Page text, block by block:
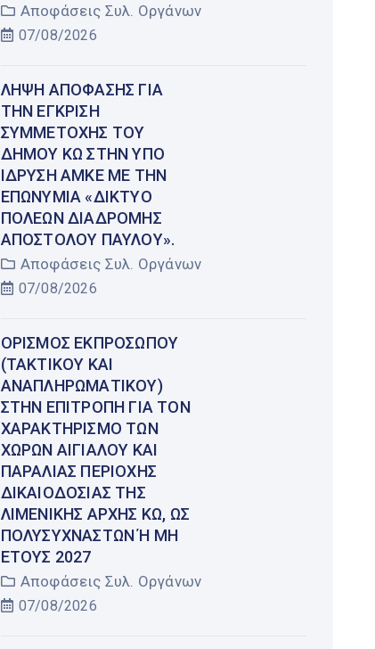
Αποφάσεις Συλ. Οργάνων
07/08/2026
ΛΉΨΗ ΑΠΌΦΑΣΗΣ ΓΙΑ
ΤΗΝ ΈΓΚΡΙΣΗ
ΣΥΜΜΕΤΟΧΉΣ ΤΟΥ
ΔΉΜΟΥ ΚΩ ΣΤΗΝ ΥΠΌ
ΊΔΡΥΣΗ ΑΜΚΕ ΜΕ ΤΗΝ
ΕΠΩΝΥΜΊΑ «ΔΊΚΤΥΟ
ΠΌΛΕΩΝ ΔΙΑΔΡΟΜΉΣ
ΑΠΟΣΤΌΛΟΥ ΠΑΎΛΟΥ».
Αποφάσεις Συλ. Οργάνων
07/08/2026
ΟΡΙΣΜΌΣ ΕΚΠΡΟΣΏΠΟΥ
(ΤΑΚΤΙΚΟΎ ΚΑΙ
ΑΝΑΠΛΗΡΩΜΑΤΙΚΟΎ)
ΣΤΗΝ ΕΠΙΤΡΟΠΉ ΓΙΑ ΤΟΝ
ΧΑΡΑΚΤΗΡΙΣΜΌ ΤΩΝ
ΧΏΡΩΝ ΑΙΓΙΑΛΟΎ ΚΑΙ
ΠΑΡΑΛΊΑΣ ΠΕΡΙΟΧΉΣ
ΔΙΚΑΙΟΔΟΣΊΑΣ ΤΗΣ
ΛΙΜΕΝΙΚΉΣ ΑΡΧΉΣ ΚΩ, ΩΣ
ΠΟΛΥΣΎΧΝΑΣΤΩΝ Ή ΜΗ Έ
ΤΟΥΣ 2027
Αποφάσεις Συλ. Οργάνων
07/08/2026